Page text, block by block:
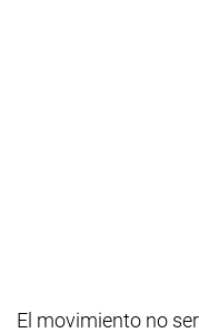
El movimiento no